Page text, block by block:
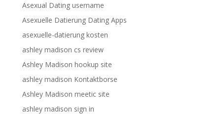
Asexual Dating username
Asexuelle Datierung Dating Apps
asexuelle-datierung kosten
ashley madison cs review
Ashley Madison hookup site
ashley madison Kontaktborse
Ashley Madison meetic site
ashley madison sign in